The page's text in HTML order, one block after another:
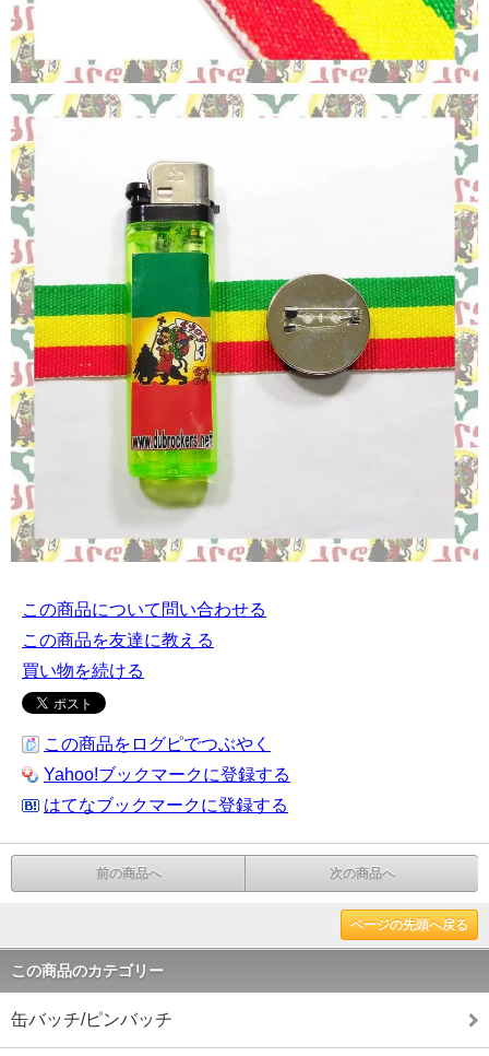
この商品について問い合わせる
この商品を友達に教える
買い物を続ける
この商品をログピでつぶやく
Yahoo!ブックマークに登録する
はてなブックマークに登録する
前の商品へ 次の商品へ
ページの先頭へ戻る
この商品のカテゴリー
缶バッチ/ピンバッチ